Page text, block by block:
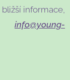
informace,
info@young-